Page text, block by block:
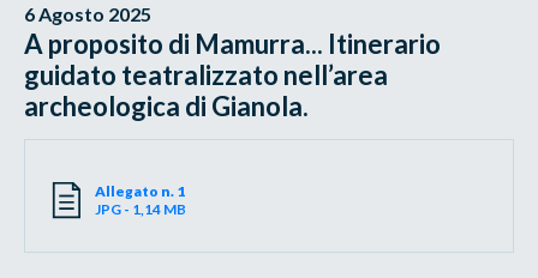
6 Agosto 2025
A proposito di Mamurra... Itinerario
guidato teatralizzato nell’area
archeologica di Gianola.
Allegato n. 1
JPG - 1,14 MB